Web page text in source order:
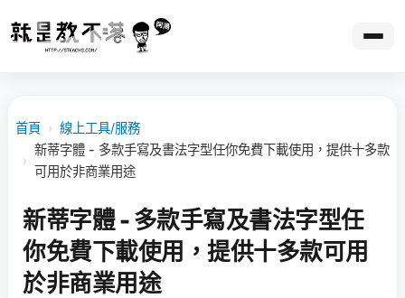
首頁 › 線上工具/服務
›
新蒂字體 - 多款手寫及書法字型任你免費下載使用，提供十多款
可用於非商業用途
新蒂字體 - 多款手寫及書法字型任
你免費下載使用，提供十多款可用
於非商業用途